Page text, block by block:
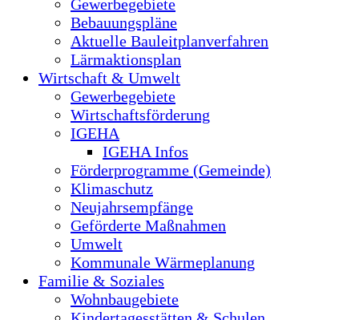
Gewerbegebiete
Bebauungspläne
Aktuelle Bauleitplanverfahren
Lärmaktionsplan
Wirtschaft & Umwelt
Gewerbegebiete
Wirtschaftsförderung
IGEHA
IGEHA Infos
Förderprogramme (Gemeinde)
Klimaschutz
Neujahrsempfänge
Geförderte Maßnahmen
Umwelt
Kommunale Wärmeplanung
Familie & Soziales
Wohnbaugebiete